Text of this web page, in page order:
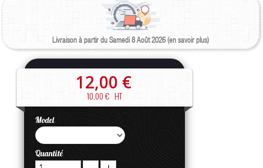
Livraison à partir du Samedi 8 Août 2026 (en savoir plus)
12,00 €
10,00 € HT
Model
Quantité